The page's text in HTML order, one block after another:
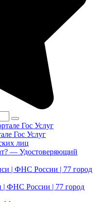
Гос Услуг
— Удостоверяющий
| ФНС России | 77 город